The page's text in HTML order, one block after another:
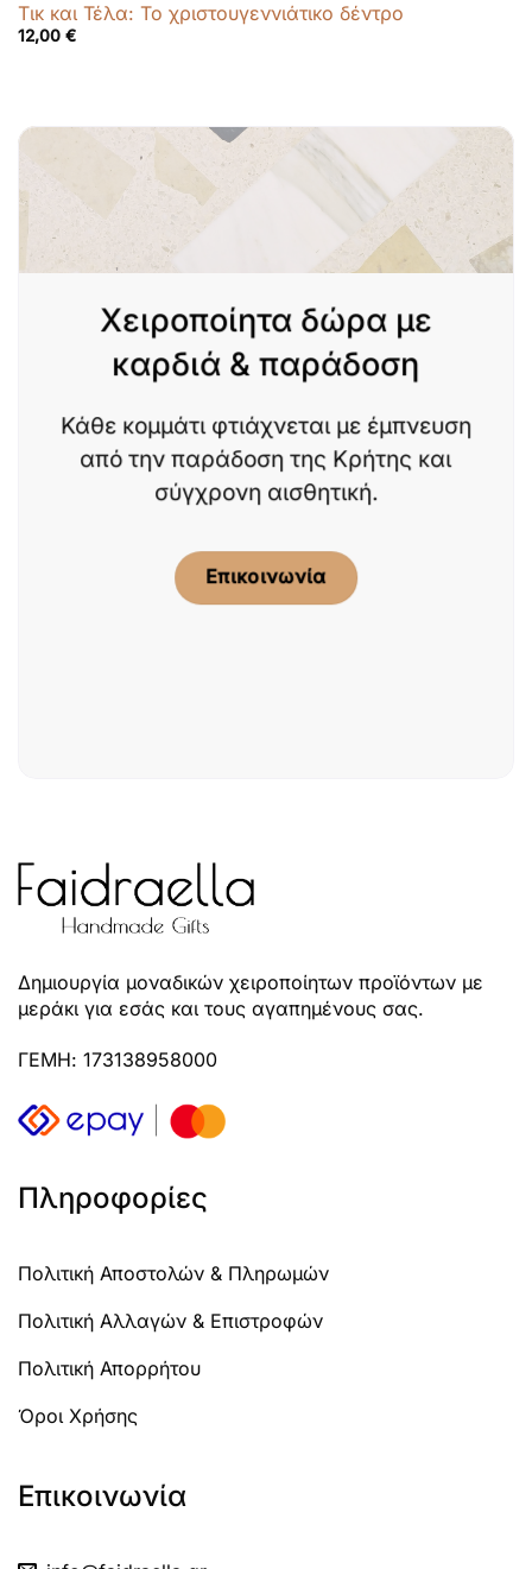
Τικ και Τέλα: Το χριστουγεννιάτικο δέντρο
12,00 €
Χειροποίητα δώρα με
καρδιά & παράδοση
Κάθε κομμάτι φτιάχνεται με έμπνευση
από την παράδοση της Κρήτης και
σύγχρονη αισθητική.
Επικοινωνία
Δημιουργία μοναδικών χειροποίητων προϊόντων με
μεράκι για εσάς και τους αγαπημένους σας.
ΓΕΜΗ: 173138958000
Πληροφορίες
Πολιτική Αποστολών & Πληρωμών
Πολιτική Αλλαγών & Επιστροφών
Πολιτική Απορρήτου
Όροι Χρήσης
Επικοινωνία